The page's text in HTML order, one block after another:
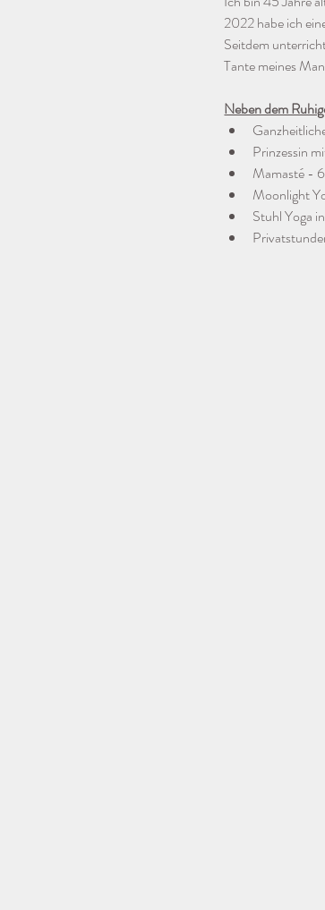
2022 habe ich
Seitdem
Tante meines
Neben dem
Prinzessin
Mamasté -
Moonlight
Stuhl Yoga